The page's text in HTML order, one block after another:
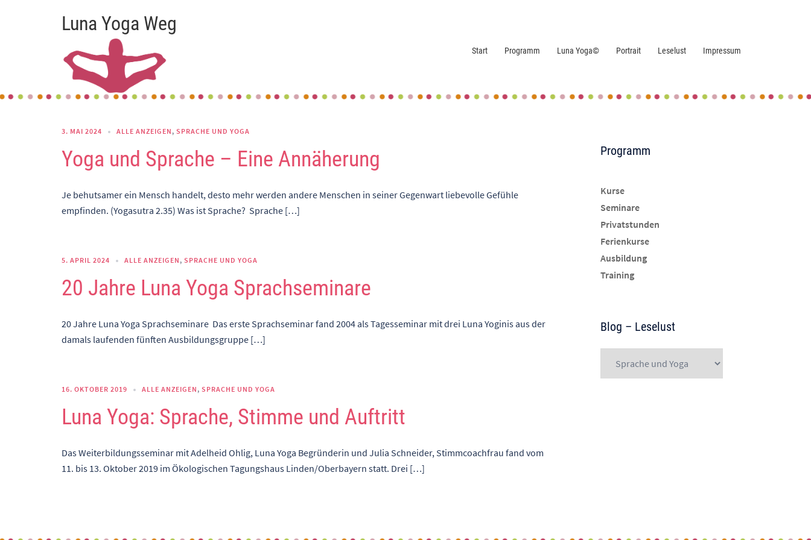
Luna Yoga Weg
Start Programm Luna Yoga© Portrait Leselust Impressum
3. MAI 2024 ALLE ANZEIGEN , SPRACHE UND YOGA
Yoga und Sprache – Eine Annäherung
Je behutsamer ein Mensch handelt, desto mehr werden andere Menschen in seiner Gegenwart liebevolle Gefühle
empfinden. (Yogasutra 2.35) Was ist Sprache? Sprache […]
5. APRIL 2024 ALLE ANZEIGEN , SPRACHE UND YOGA
20 Jahre Luna Yoga Sprachseminare
20 Jahre Luna Yoga Sprachseminare Das erste Sprachseminar fand 2004 als Tagesseminar mit drei Luna Yoginis aus der
damals laufenden fünften Ausbildungsgruppe […]
16. OKTOBER 2019 ALLE ANZEIGEN , SPRACHE UND YOGA
Luna Yoga: Sprache, Stimme und Auftritt
Das Weiterbildungsseminar mit Adelheid Ohlig, Luna Yoga Begründerin und Julia Schneider, Stimmcoachfrau fand vom
11. bis 13. Oktober 2019 im Ökologischen Tagungshaus Linden/Oberbayern statt. Drei […]
Programm
Kurse
Seminare
Privatstunden
Ferienkurse
Ausbildung
Training
Blog – Leselust